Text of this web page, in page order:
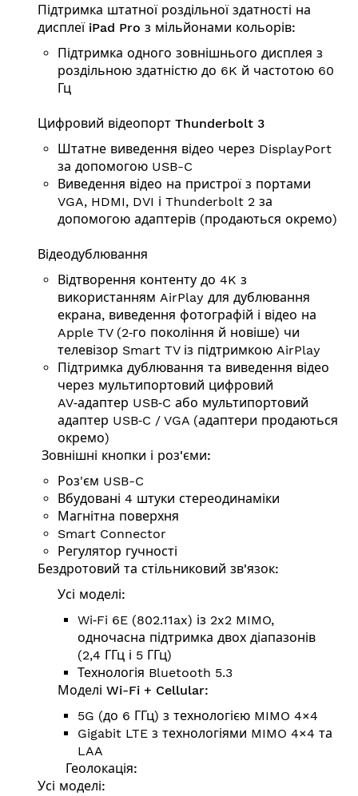
Підтримка штатної роздільної здатності на
дисплеї iPad Pro з мільйонами кольорів:
Підтримка одного зовнішнього дисплея з
роздільною здатністю до 6K й частотою 60
Гц
Цифровий відеопорт Thunderbolt 3
Штатне виведення відео через DisplayPort
за допомогою USB-C
Виведення відео на пристрої з портами
VGA, HDMI, DVI і Thunderbolt 2 за
допомогою адаптерів (продаються окремо)
Відеодублювання
Відтворення контенту до 4K з
використанням AirPlay для дублювання
екрана, виведення фотографій і відео на
Apple TV (2‑го покоління й новіше) чи
телевізор Smart TV із підтримкою AirPlay
Підтримка дублю­вання та виведення відео
через мультипортовий цифровий
AV‑адаптер USB‑C або мультипортовий
адаптер USB‑C / VGA (адаптери продаються
окремо)
Зовнішні кнопки і роз'єми:
Роз'єм USB-C
Вбудовані 4 штуки стереодинаміки
Магнітна поверхня
Smart Connector
Регулятор гучності
Бездротовий та стільниковий зв'язок:
Усі моделі:
Wi‑Fi 6E (802.11ax) із 2x2 MIMO,
одночасна підтримка двох діапазонів
(2,4 ГГц і 5 ГГц)
Технологія Bluetooth 5.3
Моделі Wi-Fi + Cellular:
5G (до 6 ГГц) з технологією MIMO 4×4
Gigabit LTE з технологіями MIMO 4×4 та
LAA
Геолокація:
Усі моделі: